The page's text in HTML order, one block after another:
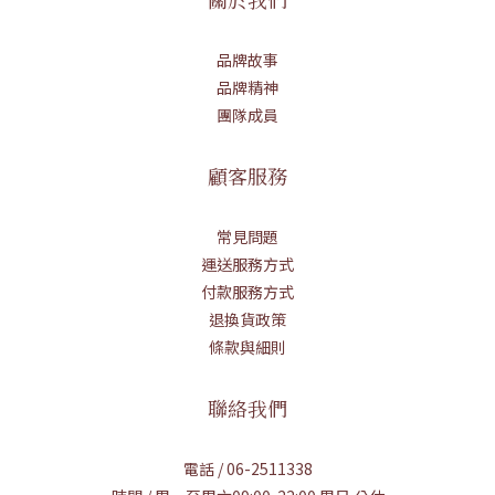
品牌故事
品牌精神
團隊成員
顧客服務
常見問題
運送服務方式
付款服務方式
退換貨政策
條款與細則
聯絡我們
電話 / 06-2511338